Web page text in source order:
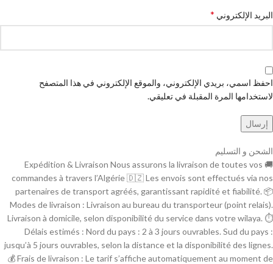
البريد الإلكتروني *
احفظ اسمي، بريدي الإلكتروني، والموقع الإلكتروني في هذا المتصفح
لاستخدامها المرة المقبلة في تعليقي.
الشحن و التسليم
🚚 Expédition & Livraison Nous assurons la livraison de toutes vos
commandes à travers l’Algérie 🇩🇿 Les envois sont effectués via nos
partenaires de transport agréés, garantissant rapidité et fiabilité. 📦
Modes de livraison : Livraison au bureau du transporteur (point relais).
Livraison à domicile, selon disponibilité du service dans votre wilaya. ⏱
Délais estimés : Nord du pays : 2 à 3 jours ouvrables. Sud du pays :
jusqu’à 5 jours ouvrables, selon la distance et la disponibilité des lignes.
💰 Frais de livraison : Le tarif s’affiche automatiquement au moment de